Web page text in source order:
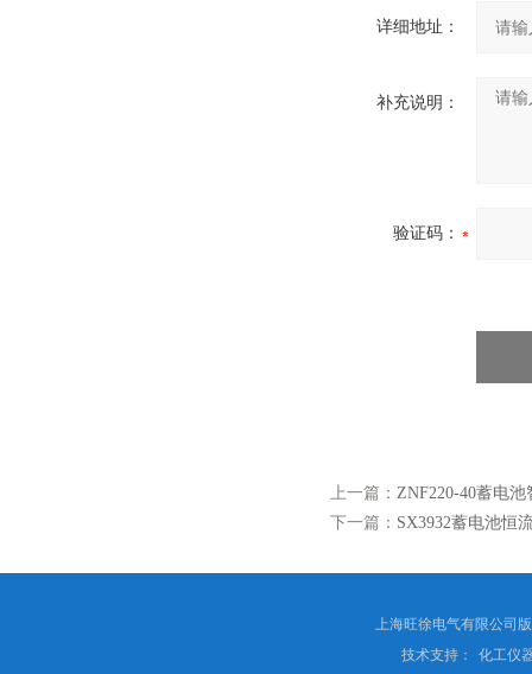
详细地址：
补充说明：
验证码：
上一篇： ZNF220-40蓄电
下一篇： SX3932蓄电池恒
上海旺徐电气有限公司
技术支持：
化工仪